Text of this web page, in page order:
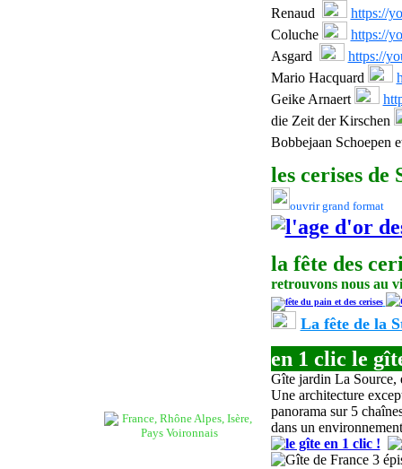
Renaud
https://
Coluche
https://
Asgard
https://
Mario Hacquard
Geike Arnaert
die Zeit der Kirschen
Bobbejaan Schoepen
les cerises de
ouvrir grand format
la fête des
retrouvons nous au
La fête de la
en 1 clic le
Gîte jardin La Source,
Une architecture
panorama sur 5
dans un